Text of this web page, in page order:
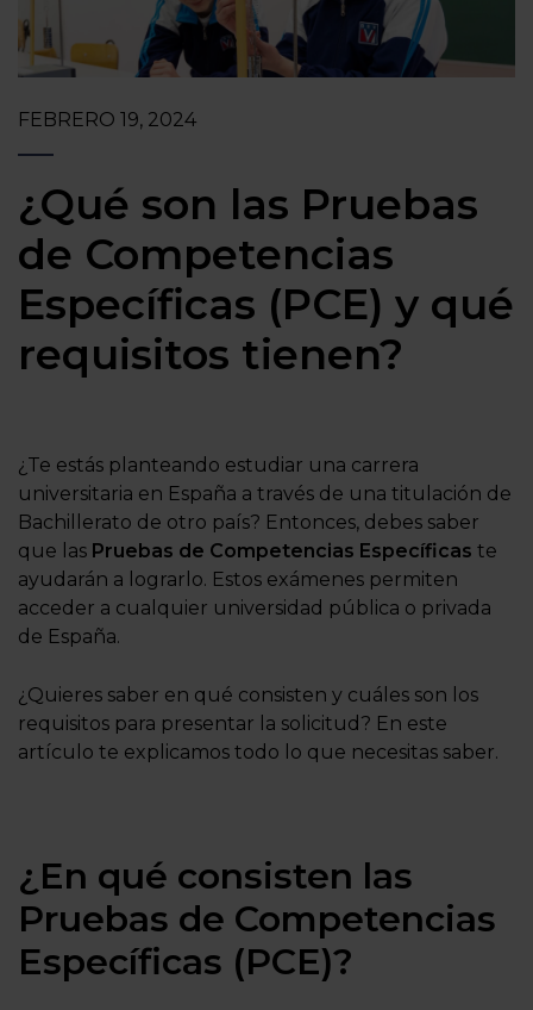
FEBRERO 19, 2024
¿Qué son las Pruebas
de Competencias
Específicas (PCE) y qué
requisitos tienen?
¿Te estás planteando estudiar una carrera
universitaria en España a través de una titulación de
Bachillerato de otro país? Entonces, debes saber
que las Pruebas de Competencias Específicas te
ayudarán a lograrlo. Estos exámenes permiten
acceder a cualquier universidad pública o privada
de España.
¿Quieres saber en qué consisten y cuáles son los
requisitos para presentar la solicitud? En este
artículo te explicamos todo lo que necesitas saber.
¿En qué consisten las
Pruebas de Competencias
Específicas (PCE)?